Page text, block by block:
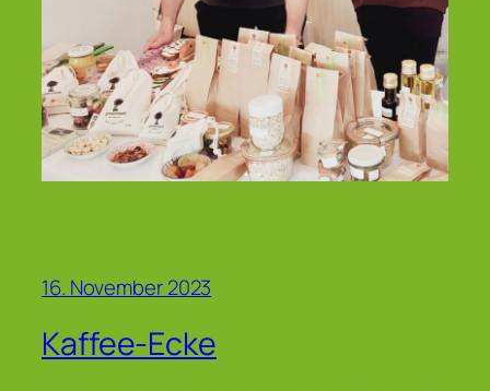
16. November 2023
Kaffee-Ecke